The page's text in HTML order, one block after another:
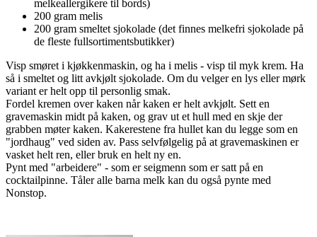
melkeallergikere til bords)
200 gram melis
200 gram smeltet sjokolade (det finnes melkefri sjokolade på
de fleste fullsortimentsbutikker)
Visp smøret i kjøkkenmaskin, og ha i melis - visp til myk krem. Ha
så i smeltet og litt avkjølt sjokolade. Om du velger en lys eller mørk
variant er helt opp til personlig smak.
Fordel kremen over kaken når kaken er helt avkjølt. Sett en
gravemaskin midt på kaken, og grav ut et hull med en skje der
grabben møter kaken. Kakerestene fra hullet kan du legge som en
"jordhaug" ved siden av. Pass selvfølgelig på at gravemaskinen er
vasket helt ren, eller bruk en helt ny en.
Pynt med "arbeidere" - som er seigmenn som er satt på en
cocktailpinne. Tåler alle barna melk kan du også pynte med
Nonstop.